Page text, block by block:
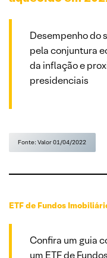
Desempenho do
pela conjuntura
da inflação e
presidenciais
Fonte: Valor 01/04/2022
ETF de Fundos
Confira um guia
um ETF de